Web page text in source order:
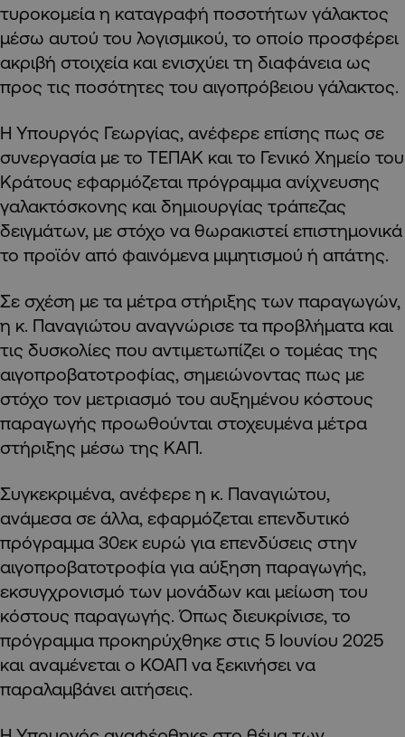
τυροκομεία η καταγραφή ποσοτήτων γάλακτος
μέσω αυτού του λογισμικού, το οποίο προσφέρει
ακριβή στοιχεία και ενισχύει τη διαφάνεια ως
προς τις ποσότητες του αιγοπρόβειου γάλακτος.
Η Υπουργός Γεωργίας, ανέφερε επίσης πως σε
συνεργασία με το ΤΕΠΑΚ και το Γενικό Χημείο του
Κράτους εφαρμόζεται πρόγραμμα ανίχνευσης
γαλακτόσκονης και δημιουργίας τράπεζας
δειγμάτων, με στόχο να θωρακιστεί επιστημονικά
το προϊόν από φαινόμενα μιμητισμού ή απάτης.
Σε σχέση με τα μέτρα στήριξης των παραγωγών,
η κ. Παναγιώτου αναγνώρισε τα προβλήματα και
τις δυσκολίες που αντιμετωπίζει ο τομέας της
αιγοπροβατοτροφίας, σημειώνοντας πως με
στόχο τον μετριασμό του αυξημένου κόστους
παραγωγής προωθούνται στοχευμένα μέτρα
στήριξης μέσω της ΚΑΠ.
Συγκεκριμένα, ανέφερε η κ. Παναγιώτου,
ανάμεσα σε άλλα, εφαρμόζεται επενδυτικό
πρόγραμμα 30εκ ευρώ για επενδύσεις στην
αιγοπροβατοτροφία για αύξηση παραγωγής,
εκσυγχρονισμό των μονάδων και μείωση του
κόστους παραγωγής. Όπως διευκρίνισε, το
πρόγραμμα προκηρύχθηκε στις 5 Ιουνίου 2025
και αναμένεται ο ΚΟΑΠ να ξεκινήσει να
παραλαμβάνει αιτήσεις.